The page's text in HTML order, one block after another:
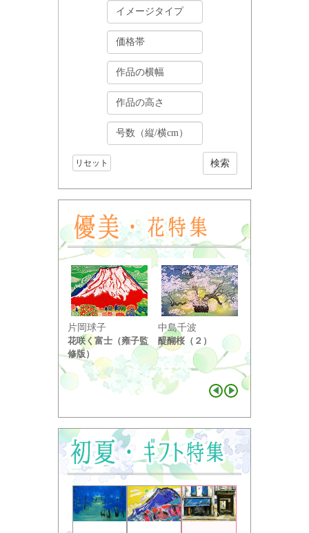
リセット
片岡球子
花咲く富士（雍子監
修版）
中島千波
醍醐桜（２）
り ...